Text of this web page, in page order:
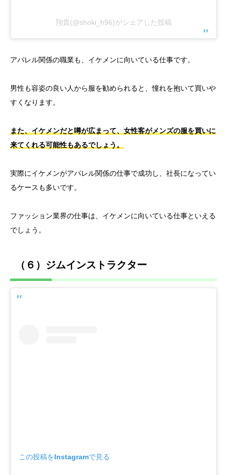
翔貴(@shoki_h96)がシェアした投稿
アパレル関係の職業も、イケメンに向いている仕事です。
男性も容姿の良い人から服を勧められると、憧れを抱いて買いや
すくなります。
また、イケメンだと噂が広まって、女性客がメンズの服を買いに
来てくれる可能性もあるでしょう。
実際にイケメンがアパレル関係の仕事で成功し、社長になってい
るケースも多いです。
ファッション業界の仕事は、イケメンに向いている仕事といえる
でしょう。
（６）ジムインストラクター
この投稿をInstagramで見る